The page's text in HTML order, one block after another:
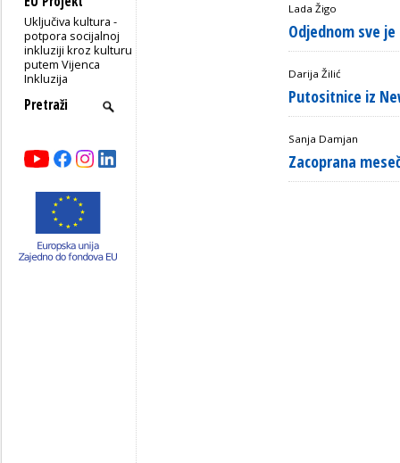
Uključiva kultura -
potpora socijalnoj
inkluziji kroz kulturu
putem Vijenca
Inkluzija
Lada Žigo
Odjednom sve
Darija Žilić
Putositnice iz
Sanja Damjan
Zacoprana